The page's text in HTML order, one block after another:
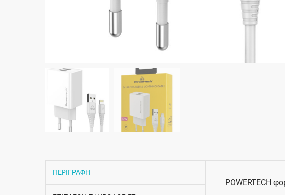
ΠΕΡΙΓΡΑΦΗ
POWERTECH